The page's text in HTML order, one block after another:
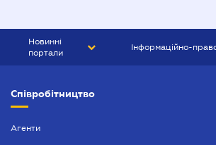
Новинні
портали
БІЗНЕС
Інформаційно-
Співробітництво
Агенти